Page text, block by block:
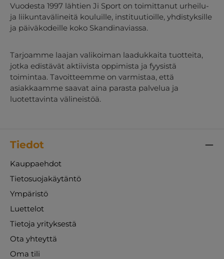
Vuodesta 1997 lähtien Ji Sport on toimittanut urheilu-
ja liikuntavälineitä kouluille, instituutioille, yhdistyksille
ja päiväkodeille koko Skandinaviassa.
Tarjoamme laajan valikoiman laadukkaita tuotteita,
jotka edistävät aktiivista oppimista ja fyysistä
toimintaa. Tavoitteemme on varmistaa, että
asiakkaamme saavat aina parasta palvelua ja
luotettavinta välineistöä.
Tiedot
Kauppaehdot
Tietosuojakäytäntö
Ympäristö
Luettelot
Tietoja yrityksestä
Ota yhteyttä
Oma tili